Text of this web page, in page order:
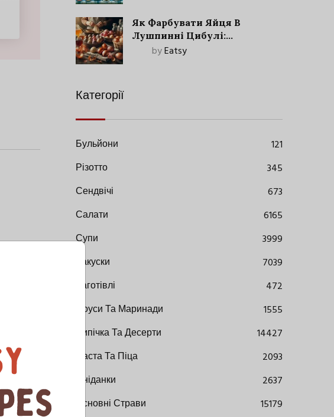
Як Фарбувати Яйця В
Лушпинні Цибулі:
Старовинний Метод З
byEatsy
Категорії
Бульйони
121
Різотто
345
Сендвічі
673
Салати
6165
Супи
3999
Закуски
7039
Заготівлі
472
Соуси Та Маринади
1555
Випічка Та Десерти
14427
Паста Та Піца
2093
Сніданки
2637
Основні Страви
15179